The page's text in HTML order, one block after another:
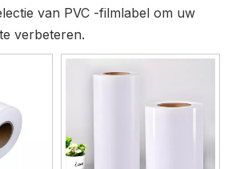
van PVC -filmlabel om uw
verbeteren.